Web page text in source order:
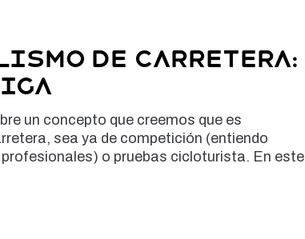
de carretera:
un concepto que creemos que es
sea ya de competición (entiendo
o pruebas cicloturista. En este